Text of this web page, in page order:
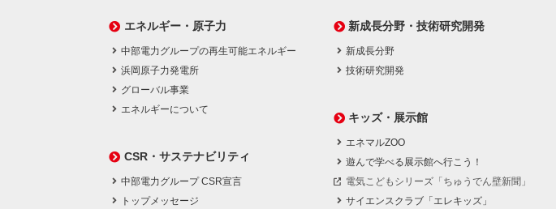
エネルギー・原子力
中部電力グループの再生可能エネルギー
浜岡原子力発電所
グローバル事業
エネルギーについて
CSR・サステナビリティ
中部電力グループ CSR宣言
トップメッセージ
新成長分野・技術研究開発
新成長分野
技術研究開発
キッズ・展示館
エネマルZOO
遊んで学べる展示館へ行こう！
電気こどもシリーズ「ちゅうでん壁新聞」
サイエンスクラブ「エレキッズ」